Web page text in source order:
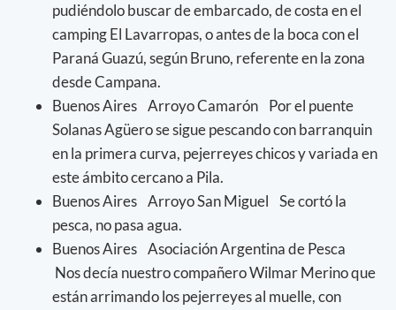
pudiéndolo buscar de embarcado, de costa en el
camping El Lavarropas, o antes de la boca con el
Paraná Guazú, según Bruno, referente en la zona
desde Campana.
Buenos Aires Arroyo Camarón Por el puente
Solanas Agüero se sigue pescando con barranquin
en la primera curva, pejerreyes chicos y variada en
este ámbito cercano a Pila.
Buenos Aires Arroyo San Miguel Se cortó la
pesca, no pasa agua.
Buenos Aires Asociación Argentina de Pesca
Nos decía nuestro compañero Wilmar Merino que
están arrimando los pejerreyes al muelle, con